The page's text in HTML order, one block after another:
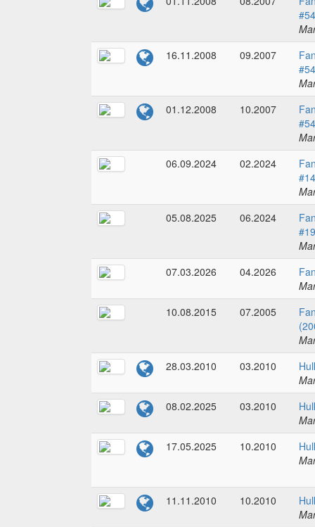
16.11.2008
09.2007
01.12.2008
10.2007
06.09.2024
02.2024
#14
05.08.2025
06.2024
#19
07.03.2026
04.2026
10.08.2015
07.2005
28.03.2010
03.2010
08.02.2025
03.2010
17.05.2025
10.2010
11.11.2010 10.2010